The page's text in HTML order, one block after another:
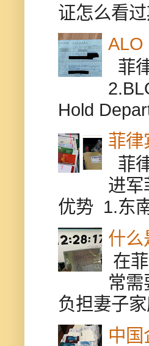
证怎么看
ALO
菲
Hold
菲律
菲
进军
优势 1.东
什么
在
常需
负担妻子
中国